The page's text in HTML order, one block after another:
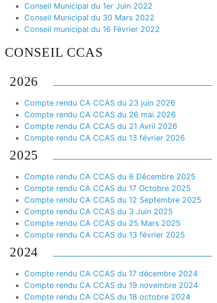
Conseil Municipal du 1er Juin 2022
Conseil Municipal du 30 Mars 2022
Conseil municipal du 16 Février 2022
CONSEIL CCAS
2026
Compte rendu CA CCAS du 23 juin 2026
Compte rendu CA CCAS du 26 mai 2026
Compte rendu CA CCAS du 21 Avril 2026
Compte rendu CA CCAS du 13 février 2026
2025
Compte rendu CA CCAS du 8 Décembre 2025
Compte rendu CA CCAS du 17 Octobre 2025
Compte rendu CA CCAS du 12 Septembre 2025
Compte rendu CA CCAS du 3 Juin 2025
Compte rendu CA CCAS du 25 Mars 2025
Compte rendu CA CCAS du 13 février 2025
2024
Compte rendu CA CCAS du 17 décembre 2024
Compte rendu CA CCAS du 19 novembre 2024
Compte rendu CA CCAS du 18 octobre 2024